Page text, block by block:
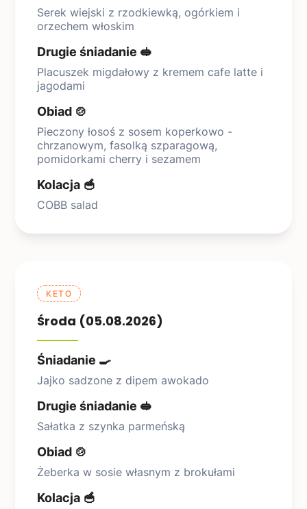
Serek wiejski z rzodkiewką, ogórkiem i
orzechem włoskim
Drugie śniadanie 🥪
Placuszek migdałowy z kremem cafe latte i
jagodami
Obiad 🍲
Pieczony łosoś z sosem koperkowo -
chrzanowym, fasolką szparagową,
pomidorkami cherry i sezamem
Kolacja 🥣
COBB salad
KETO
Środa (05.08.2026)
Śniadanie 🍳
Jajko sadzone z dipem awokado
Drugie śniadanie 🥪
Sałatka z szynka parmeńską
Obiad 🍲
Żeberka w sosie własnym z brokułami
Kolacja 🥣